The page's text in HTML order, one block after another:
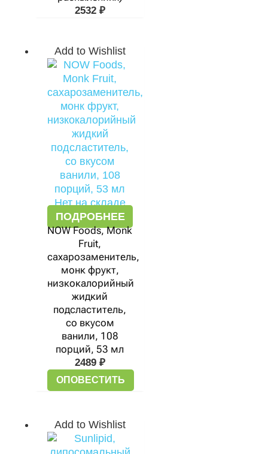
2532 ₽
Add to Wishlist
Нет на складе
ПОДРОБНЕЕ
NOW Foods, Monk
Fruit,
сахарозаменитель,
монк фрукт,
низкокалорийный
жидкий
подсластитель,
со вкусом
ванили, 108
порций, 53 мл
2489 ₽
ОПОВЕСТИТЬ
Add to Wishlist